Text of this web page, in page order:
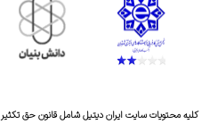
محتویات سایت ایران دیتیل شامل قانون حق